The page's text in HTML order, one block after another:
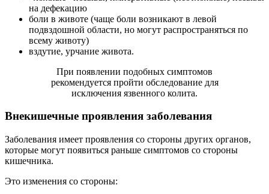
на дефекацию
боли в животе (чаще боли возникают в левой
подвздошной области, но могут распространяться по
всему животу)
вздутие, урчание живота.
При появлении подобных симптомов
рекомендуется пройти обследование для
исключения язвенного колита.
Внекишечные проявления заболевания
Заболевания имеет проявления со стороны других органов,
которые могут появиться раньше симптомов со стороны
кишечника.
Это изменения со стороны: